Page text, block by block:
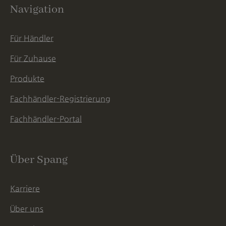
Navigation
Für Händler
Für Zuhause
Produkte
Fachhändler-Registrierung
Fachhändler-Portal
Über Spang
Karriere
Über uns